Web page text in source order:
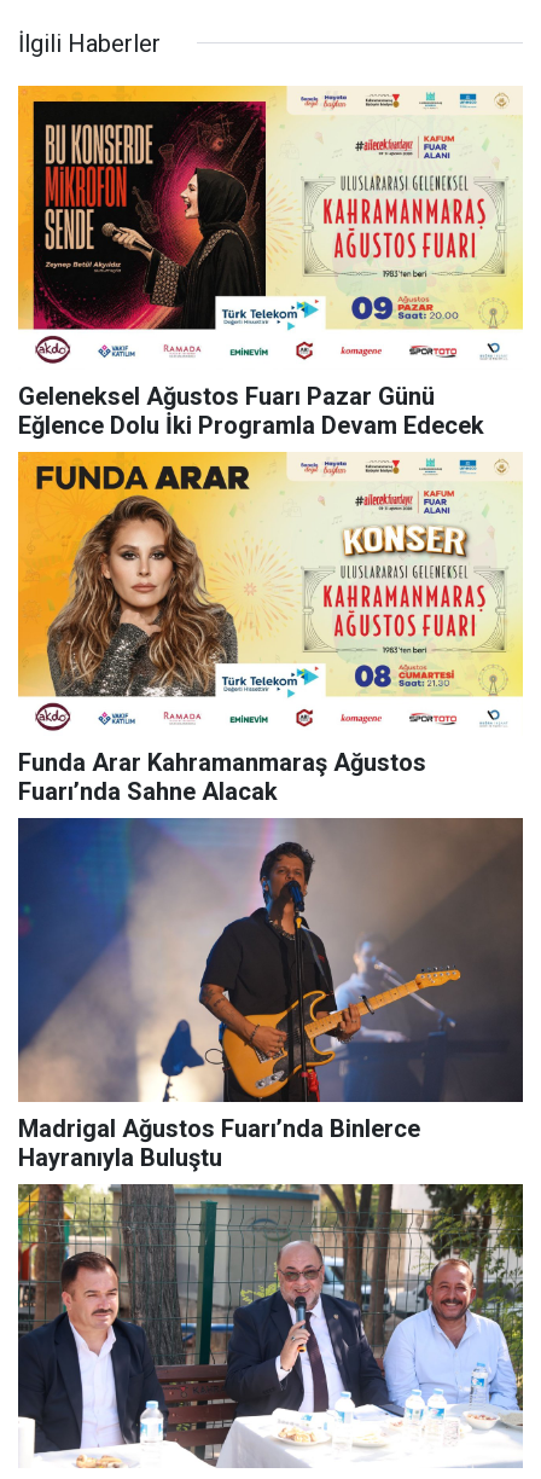
İlgili Haberler
Geleneksel Ağustos Fuarı Pazar Günü
Eğlence Dolu İki Programla Devam Edecek
Funda Arar Kahramanmaraş Ağustos
Fuarı’nda Sahne Alacak
Madrigal Ağustos Fuarı’nda Binlerce
Hayranıyla Buluştu